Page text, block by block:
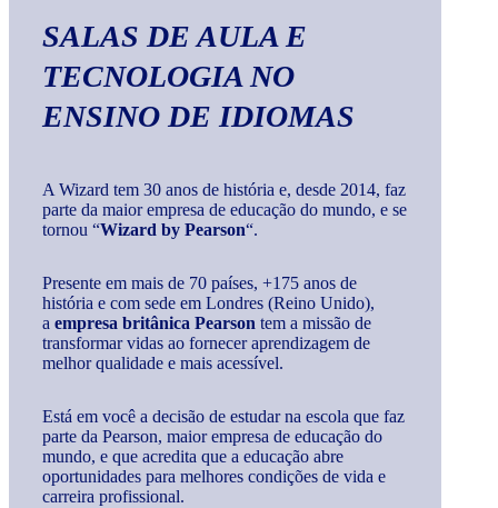
SALAS DE AULA E
TECNOLOGIANO
ENSINO DE IDIOMAS
A Wizard tem 30 anos de história e, desde 2014, faz
parte da maior empresa de educação do mundo, e se
tornou “Wizard by Pearson“.
Presente em mais de 70 países, +175 anos de
história e com sede em Londres (Reino Unido),
a empresa britânica Pearson tem a missão de
transformar vidas ao fornecer aprendizagem de
melhor qualidade e mais acessível.
Está em você a decisão de estudar na escola que faz
parte da Pearson, maior empresa de educação do
mundo, e que acredita que a educação abre
oportunidades para melhores condições de vida e
carreira profissional.